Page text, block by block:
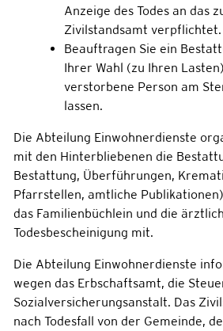
Anzeige des Todes an das
Zivilstandsamt verpflichtet.
Beauftragen Sie ein
Ihrer Wahl (zu Ihren
verstorbene Person am
lassen.
Die Abteilung Einwohnerdienste
mit den Hinterbliebenen die
Bestattung, Überführungen,
Pfarrstellen, amtliche
das Familienbüchlein und die
Todesbescheinigung mit.
Die Abteilung Einwohnerdienste
wegen das Erbschaftsamt, die
Sozialversicherungsanstalt. Das
nach Todesfall von der Gemeinde,